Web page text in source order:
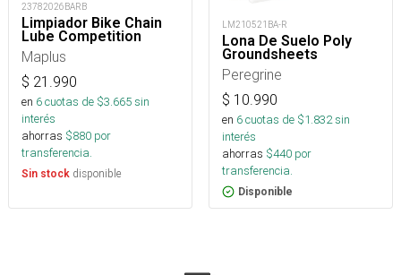
23782026BARB
Limpiador Bike Chain
Lube Competition
Maplus
$ 21.990
en 6cuotas de $3.665sin
interés
ahorras $880 por
transferencia.
Sin stock disponible
LM210521BA-R
Lona De Suelo Poly
Groundsheets
Peregrine
$ 10.990
en 6cuotas de $1.832sin
interés
ahorras $440 por
transferencia.
Disponible